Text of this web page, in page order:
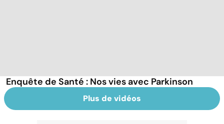
Enquête de Santé : Nos vies avec Parkinson
Plus de vidéos